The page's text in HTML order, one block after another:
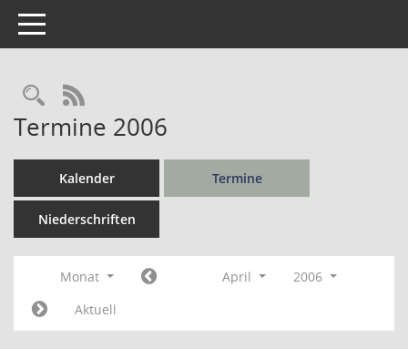
Toggle navigation
Rechercheauswahl
RSS-Feed
Termine 2006
Kalender Termine
Niederschriften
Monat April
2006
Aktuell